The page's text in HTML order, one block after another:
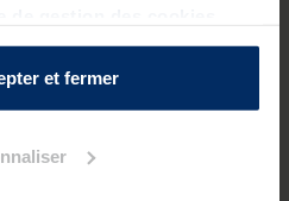
et fermer
Paiement sécurisé